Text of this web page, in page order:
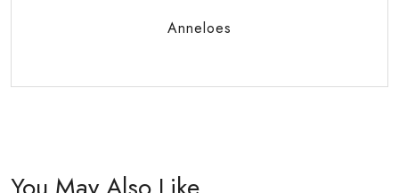
Anneloes